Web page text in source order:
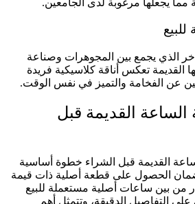
مما يجعلها مرغوبة لدى الجامعين.
الذي يجمع بين المجوهرات وصناعة
القديمة تعكس أناقة كلاسيكية فريدة
عن الفخامة والتميز في نفس الوقت.
القديمة قبل
القديمة قبل الشراء خطوة أساسية
الحصول على قطعة أصلية ذات قيمة
من بين ساعات أصلية مستعملة للبيع
على التفاصيل الدقيقة، وتتمثل أهم